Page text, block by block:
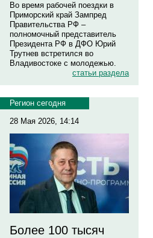
Во время рабочей поездки в
Приморский край Зампред
Правительства РФ –
полномочный представитель
Президента РФ в ДФО Юрий
Трутнев встретился во
Владивостоке с молодежью.
статьи раздела
Регион сегодня
28 Мая 2026, 14:14
Более 100 тысяч